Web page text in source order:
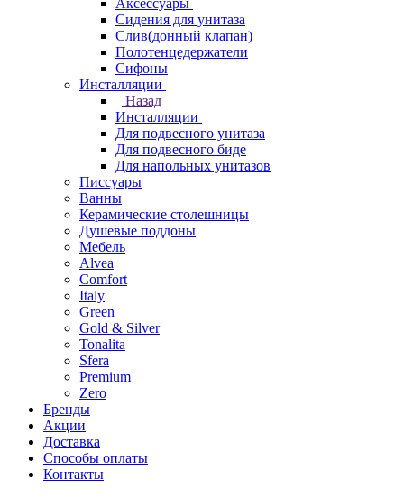
Аксессуары
Сидения для унитаза
Слив(донный клапан)
Полотенцедержатели
Сифоны
Инсталляции
Назад
Инсталляции
Для подвесного унитаза
Для подвесного биде
Для напольных унитазов
Писсуары
Ванны
Керамические столешницы
Душевые поддоны
Мебель
Alvea
Comfort
Italy
Green
Gold & Silver
Tonalita
Sfera
Premium
Zero
Бренды
Акции
Доставка
Способы оплаты
Контакты